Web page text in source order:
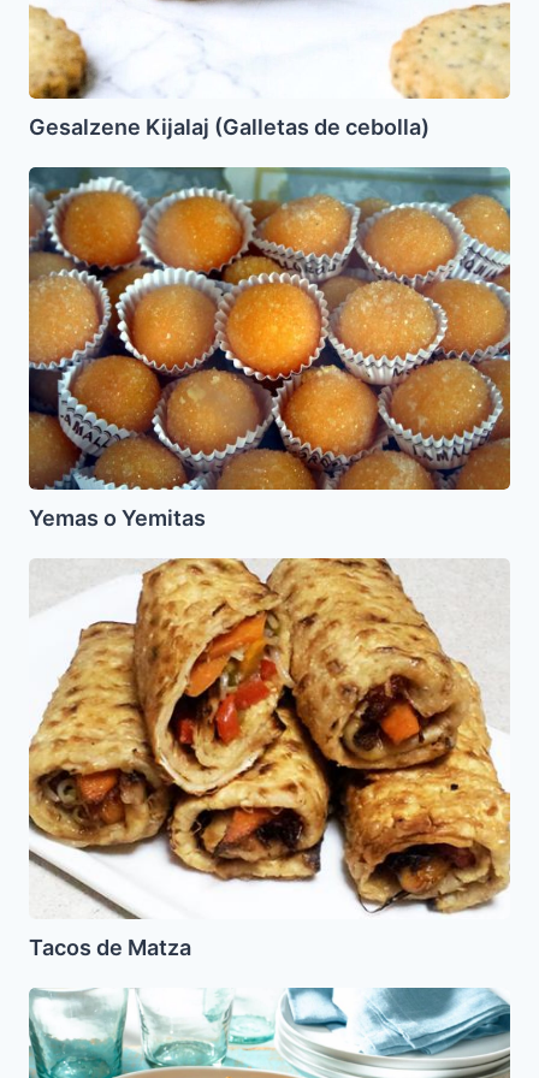
Gesalzene Kijalaj (Galletas de cebolla)
Yemas
o
Yemitas
Yemas o Yemitas
Matza
Tacos de Matza
Arroz
con
pollo